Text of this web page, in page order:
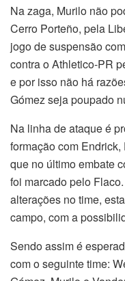
Na zaga, Murilo não
Cerro Porteño, pela
jogo de suspensão
contra o Athletico-PR
e por isso não há
Gómez seja poupado
Na linha de ataque é
formação com
que no último embate
foi marcado pelo
alterações no time,
campo, com a
Sendo assim é
com o seguinte time: